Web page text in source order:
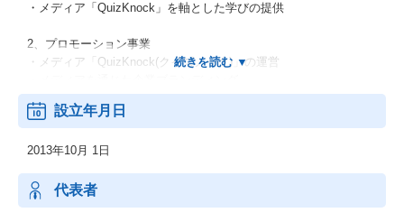
・メディア「QuizKnock」を軸とした学びの提供
2、プロモーション事業
・メディア「QuizKnock(クイズノック)」の運営
設立年月日
2013年10月 1日
代表者